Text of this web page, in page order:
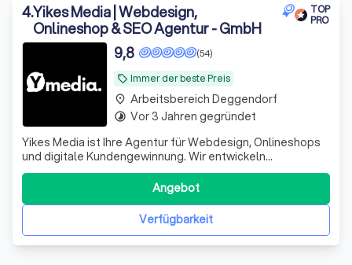
4.Yikes Media | Webdesign,
Onlineshop & SEO Agentur - GmbH
TOP
PRO
local_offer Immer der beste Preis
(54)
9,8
Yikes Media ist Ihre Agentur für Webdesign, Onlineshops
und digitale Kundengewinnung. Wir entwickeln
professionelle Websites mit WordPress, Workflow, Figma
und Onepage sowie leistungsstarke Shopify und
WooCommerce Onlineshops, die gezielt Anfragen und
Umsatz steigern. Unser Fokus liegt auf SEO, Goo
Verfügbarkeit
Angebot
place Arbeitsbereich Deggendorf
timelapse Vor 3 Jahren gegründet